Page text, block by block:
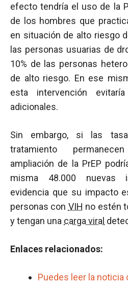
efecto tendría el uso de la
de los hombres que
en situación de alto riesgo
las personas usuarias de
10% de las personas
de alto riesgo. En ese
esta intervención
adicionales.
Sin embargo, si las
tratamiento
ampliación de la PrEP
misma 48.000 nuevas
evidencia que su impacto
personas con VIH no estén
y tengan una carga viral
Enlaces relacionados:
Puedes leer la noticia